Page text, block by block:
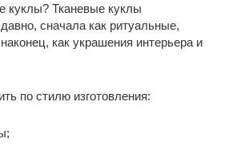
куклы? Тканевые куклы
сначала как ритуальные,
как украшения интерьера и
по стилю изготовления: